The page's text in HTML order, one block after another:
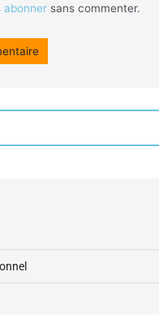
abonnersans commenter.